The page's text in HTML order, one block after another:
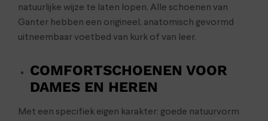
natuurlijke wijze te laten lopen. Alle schoenen van
Ganter hebben een origineel, anatomisch gevormd
uitneembaar voetbed van kurk of van leer.
COMFORTSCHOENEN VOOR
DAMES EN HEREN
Met een specifiek eigen karakter: goede natuurvorm